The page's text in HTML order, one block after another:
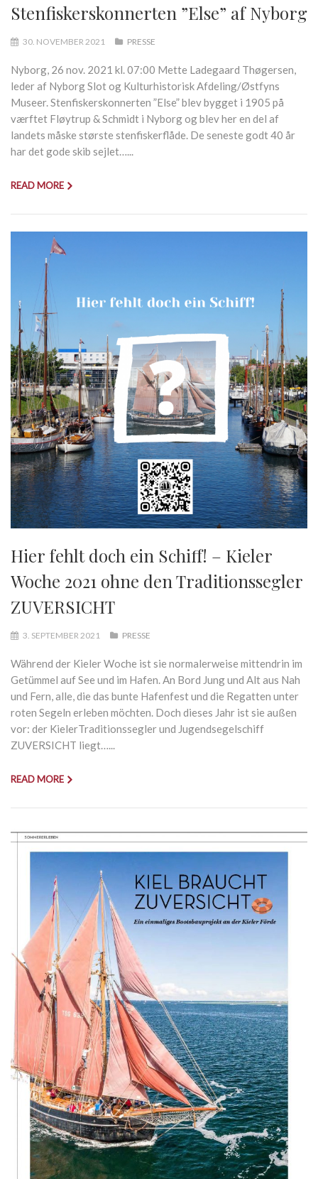
Stenfiskerskonnerten ”Else” af Nyborg
30. NOVEMBER 2021 PRESSE
Nyborg, 26 nov. 2021 kl. 07:00 Mette Ladegaard Thøgersen,
leder af Nyborg Slot og Kulturhistorisk Afdeling/Østfyns
Museer. Stenfiskerskonnerten ”Else” blev bygget i 1905 på
værftet Fløytrup & Schmidt i Nyborg og blev her en del af
landets måske største stenfiskerflåde. De seneste godt 40 år
har det gode skib sejlet…...
READ MORE
Hier fehlt doch ein Schiff! – Kieler
Woche 2021 ohne den Traditionssegler
ZUVERSICHT
3. SEPTEMBER 2021 PRESSE
Während der Kieler Woche ist sie normalerweise mittendrin im
Getümmel auf See und im Hafen. An Bord Jung und Alt aus Nah
und Fern, alle, die das bunte Hafenfest und die Regatten unter
roten Segeln erleben möchten. Doch dieses Jahr ist sie außen
vor: der KielerTraditionssegler und Jugendsegelschiff
ZUVERSICHT liegt…...
READ MORE